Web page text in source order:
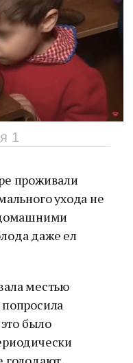
1
проживали
ухода не
даже ел
местью
было